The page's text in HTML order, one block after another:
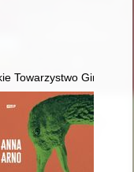
Towarzystwo